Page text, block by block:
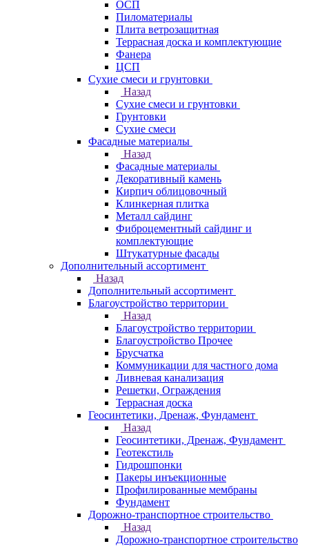
ОСП
Пиломатериалы
Плита ветрозащитная
Террасная доска и комплектующие
Фанера
ЦСП
Сухие смеси и грунтовки
Назад
Сухие смеси и грунтовки
Грунтовки
Сухие смеси
Фасадные материалы
Назад
Фасадные материалы
Декоративный камень
Кирпич облицовочный
Клинкерная плитка
Металл сайдинг
Фиброцементный сайдинг и
комплектующие
Штукатурные фасады
Дополнительный ассортимент
Назад
Дополнительный ассортимент
Благоустройство территории
Назад
Благоустройство территории
Благоустройство Прочее
Брусчатка
Коммуникации для частного дома
Ливневая канализация
Решетки, Ограждения
Террасная доска
Геосинтетики, Дренаж, Фундамент
Назад
Геосинтетики, Дренаж, Фундамент
Геотекстиль
Гидрошпонки
Пакеры инъекционные
Профилированные мембраны
Фундамент
Дорожно-транспортное строительство
Назад
Дорожно-транспортное строительство